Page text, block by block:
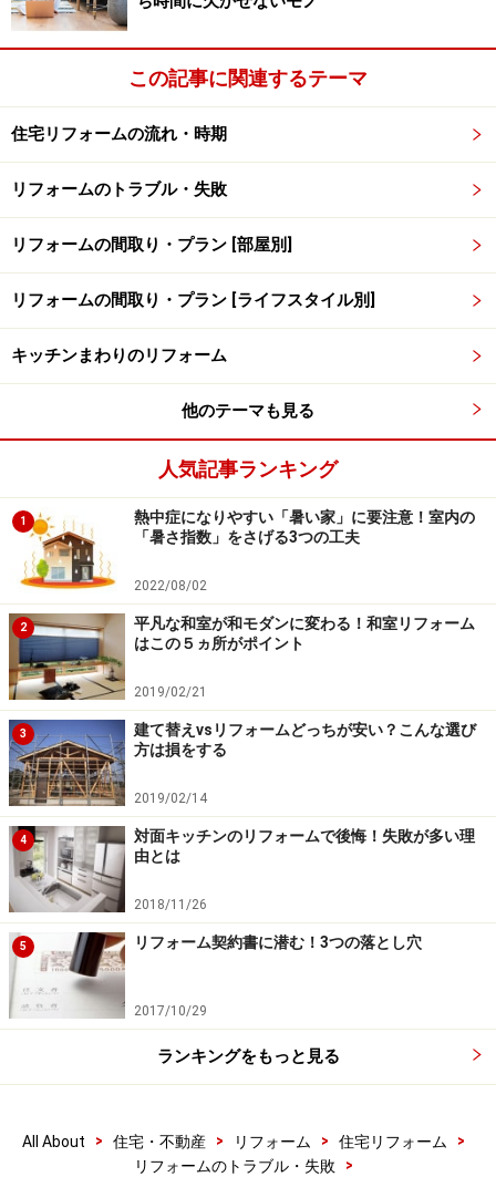
この記事に関連するテーマ
住宅リフォームの流れ・時期
リフォームのトラブル・失敗
リフォームの間取り・プラン [部屋別]
リフォームの間取り・プラン [ライフスタイル別]
キッチンまわりのリフォーム
他のテーマも見る
人気記事ランキング
1
熱中症になりやすい「暑い家」に要注意！室内の
「暑さ指数」をさげる3つの工夫
2022/08/02
2
平凡な和室が和モダンに変わる！和室リフォーム
はこの５ヵ所がポイント
2019/02/21
3
建て替えvsリフォームどっちが安い？こんな選び
方は損をする
2019/02/14
4
対面キッチンのリフォームで後悔！失敗が多い理
由とは
2018/11/26
5 リフォーム契約書に潜む！3つの落とし穴
2017/10/29
ランキングをもっと見る
All About > 住宅・不動産 > リフォーム > 住宅リフォーム
>
リフォームのトラブル・失敗
>